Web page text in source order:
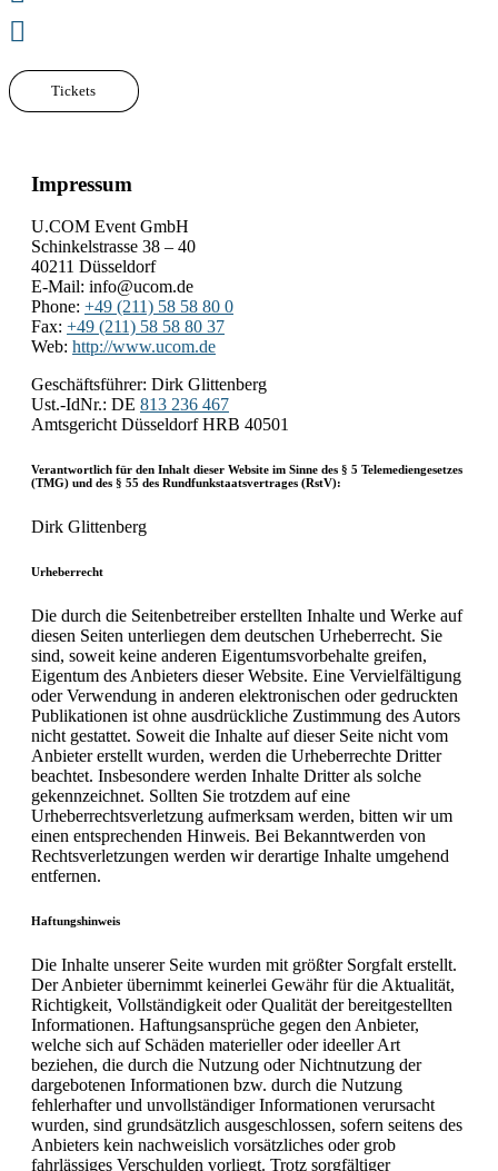
Tickets
Impressum
U.COM Event GmbH
Schinkelstrasse 38 – 40
40211 Düsseldorf
E-Mail: info@ucom.de
Phone: +49 (211) 58 58 80 0
Fax: +49 (211) 58 58 80 37
Web: http://www.ucom.de
Geschäftsführer: Dirk Glittenberg
Ust.-IdNr.: DE 813 236 467
Amtsgericht Düsseldorf HRB 40501
Verantwortlich für den Inhalt dieser Website im Sinne des § 5 Telemediengesetzes
(TMG) und des § 55 des Rundfunkstaatsvertrages (RstV):
Dirk Glittenberg
Urheberrecht
Die durch die Seitenbetreiber erstellten Inhalte und Werke auf
diesen Seiten unterliegen dem deutschen Urheberrecht. Sie
sind, soweit keine anderen Eigentumsvorbehalte greifen,
Eigentum des Anbieters dieser Website. Eine Vervielfältigung
oder Verwendung in anderen elektronischen oder gedruckten
Publikationen ist ohne ausdrückliche Zustimmung des Autors
nicht gestattet. Soweit die Inhalte auf dieser Seite nicht vom
Anbieter erstellt wurden, werden die Urheberrechte Dritter
beachtet. Insbesondere werden Inhalte Dritter als solche
gekennzeichnet. Sollten Sie trotzdem auf eine
Urheberrechtsverletzung aufmerksam werden, bitten wir um
einen entsprechenden Hinweis. Bei Bekanntwerden von
Rechtsverletzungen werden wir derartige Inhalte umgehend
entfernen.
Haftungshinweis
Die Inhalte unserer Seite wurden mit größter Sorgfalt erstellt.
Der Anbieter übernimmt keinerlei Gewähr für die Aktualität,
Richtigkeit, Vollständigkeit oder Qualität der bereitgestellten
Informationen. Haftungsansprüche gegen den Anbieter,
welche sich auf Schäden materieller oder ideeller Art
beziehen, die durch die Nutzung oder Nichtnutzung der
dargebotenen Informationen bzw. durch die Nutzung
fehlerhafter und unvollständiger Informationen verursacht
wurden, sind grundsätzlich ausgeschlossen, sofern seitens des
Anbieters kein nachweislich vorsätzliches oder grob
fahrlässiges Verschulden vorliegt. Trotz sorgfältiger